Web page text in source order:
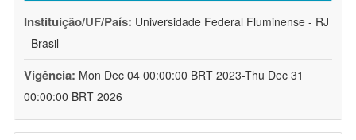
Instituição/UF/País: Universidade Federal Fluminense - RJ
- Brasil
Vigência: Mon Dec 04 00:00:00 BRT 2023-Thu Dec 31
00:00:00 BRT 2026